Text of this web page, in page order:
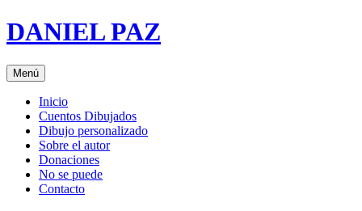
Saltar
al
DANIEL PAZ
Menú
Inicio
Cuentos Dibujados
Dibujo personalizado
Sobre el autor
Donaciones
No se puede
Contacto